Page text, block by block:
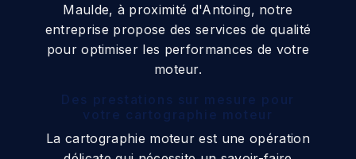
Maulde, à proximité d'Antoing, notre
entreprise propose des services de qualité
pour optimiser les performances de votre
moteur.
Des prestations sur mesure pour
votre cartographie moteur
La cartographie moteur est une opération